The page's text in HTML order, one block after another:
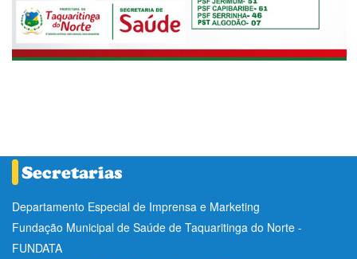
Departamento Especial de Imprensa e Marketing
Fundação Municipal de Saúde de Taquaritinga do Norte -
FUNDATA